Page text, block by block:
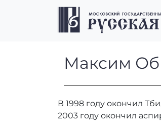
Перейти к содержимому
Перейти к футеру
Максим
Максим
В 1998 году окончил
2003 году окончил